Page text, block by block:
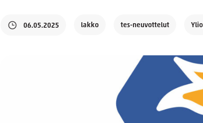
06.05.2025 lakko tes-neuvottelut